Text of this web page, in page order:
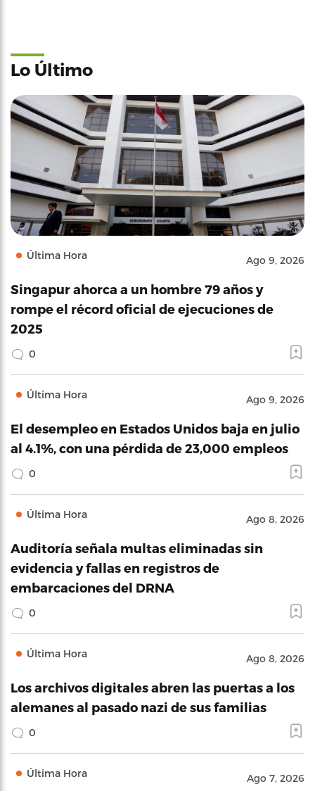
Lo Último
Última Hora Ago 9, 2026
Singapur ahorca a un hombre 79 años y
rompe el récord oficial de ejecuciones de
2025
0
Última Hora Ago 9, 2026
El desempleo en Estados Unidos baja en julio
al 4.1%, con una pérdida de 23,000 empleos
0
Última Hora Ago 8, 2026
Auditoría señala multas eliminadas sin
evidencia y fallas en registros de
embarcaciones del DRNA
0
Última Hora Ago 8, 2026
Los archivos digitales abren las puertas a los
alemanes al pasado nazi de sus familias
0
Última Hora Ago 7, 2026